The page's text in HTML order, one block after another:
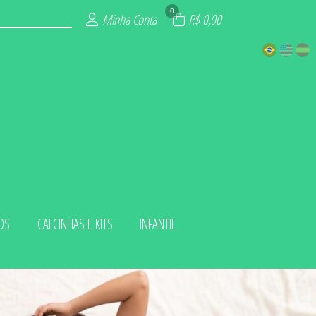
Minha Conta 0 R$ 0,00
CALCINHAS E KITS INFANTIL